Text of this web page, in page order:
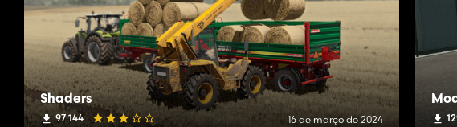
Shaders
97 144 16 de março de 2024